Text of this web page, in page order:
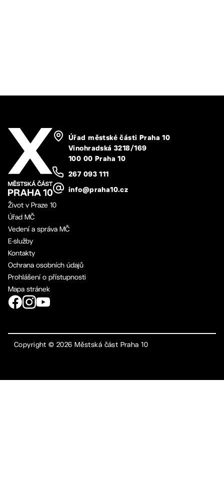
Úřad městské části Praha 10
Vinohradská 3218/169
100 00 Praha 10
267 093 111
info@praha10.cz
Život v Praze 10
Úřad MČ
Vedení a správa MČ
E-služby
Kontakty
Ochrana osobních údajů
Prohlášení o přístupnosti
Mapa stránek
Copyright ©2026 Městská část Praha 10